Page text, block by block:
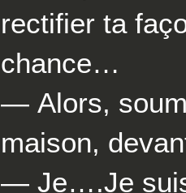
rectifier ta
chance…
— Alors,
maison,
— Je….Je suis